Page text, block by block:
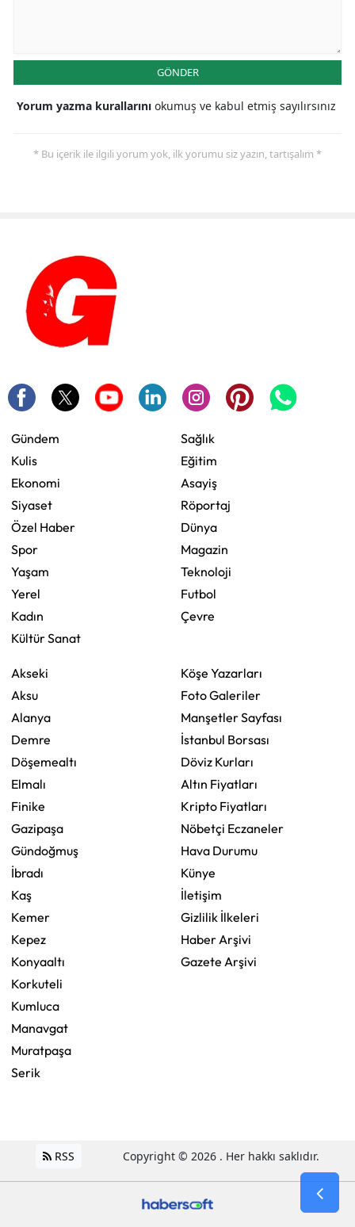
GÖNDER
Yorum yazma kurallarını okumuş ve kabul etmiş sayılırsınız
* Bu içerik ile ilgili yorum yok, ilk yorumu siz yazın, tartışalım *
Gündem
Kulis
Ekonomi
Siyaset
Özel Haber
Spor
Yaşam
Yerel
Kadın
Kültür Sanat
Sağlık
Eğitim
Asayiş
Röportaj
Dünya
Magazin
Teknoloji
Futbol
Çevre
Akseki
Aksu
Alanya
Demre
Döşemealtı
Elmalı
Finike
Gazipaşa
Gündoğmuş
İbradı
Kaş
Kemer
Kepez
Konyaaltı
Korkuteli
Kumluca
Manavgat
Muratpaşa
Serik
Köşe Yazarları
Foto Galeriler
Manşetler Sayfası
İstanbul Borsası
Döviz Kurları
Altın Fiyatları
Kripto Fiyatları
Nöbetçi Eczaneler
Hava Durumu
Künye
İletişim
Gizlilik İlkeleri
Haber Arşivi
Gazete Arşivi
RSS Copyright © 2026 . Her hakkı saklıdır.